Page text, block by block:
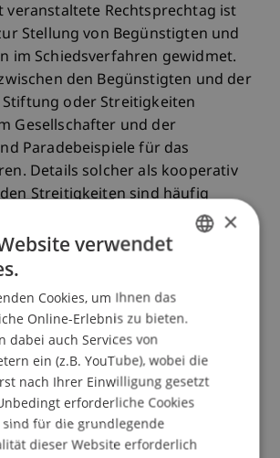
veranstaltete Rechtsprechtag ist
Stellung von Begünstigten und
im Schiedsverfahren gewidmet.
den Begünstigten und der
oder Streitigkeiten
Gesellschafter und der
Paradebeispiele für das
Details solcher als kooperativ
Streitigkeiten sind häufig
noch für die Allgemeinheit
des im Rahmen des
näher betrachteten
des Verfahrens, wodurch es
abgrenzt. Weiterhin
gerade im Zusammenhang mit
sehr flexibel, da der
- im Gegensatz zum staatlichen
aufsuchen und an jedem
aufnehmen darf.
×
verwendet
Cookies, um Ihnen das
Online-Erlebnis zu bieten.
dabei auch Services von
ein (z.B. YouTube), wobei die
nach Ihrer Einwilligung gesetzt
erforderliche Cookies
sind für die grundlegende
dieser Website erforderlich